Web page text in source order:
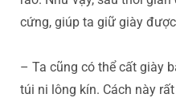
cứng, giúp ta giữ giày
– Ta cũng có thể cất giày
túi ni lông kín. Cách này